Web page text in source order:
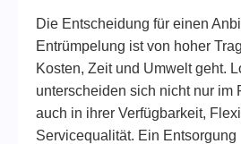
Die Entscheidung für einen
Entrümpelung ist von hoher
Kosten, Zeit und Umwelt geht.
unterscheiden sich nicht nur im
auch in ihrer Verfügbarkeit,
Servicequalität. Ein Entsorgung